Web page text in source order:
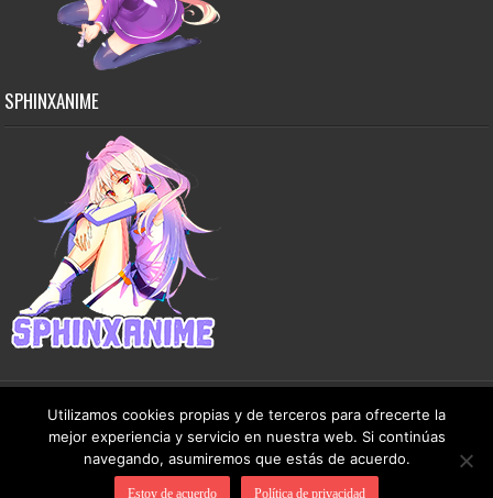
SPHINXANIME
Copyright © 2015-2026 SphinxAnime - Este sitio no almacena ningún archivo en sus
servidores, solo comparte contenido de dominio público de manera gratuita.
Utilizamos cookies propias y de terceros para ofrecerte la
mejor experiencia y servicio en nuestra web. Si continúas
navegando, asumiremos que estás de acuerdo.
Estoy de acuerdo Política de privacidad